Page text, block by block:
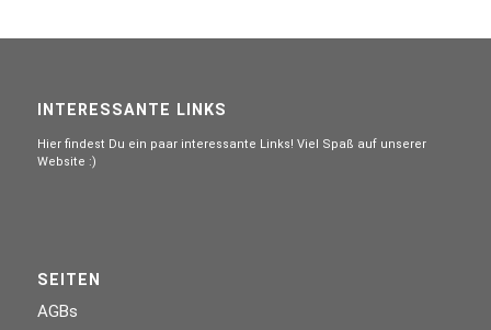
INTERESSANTE LINKS
Hier findest Du ein paar interessante Links! Viel Spaß auf unserer
Website :)
SEITEN
AGBs